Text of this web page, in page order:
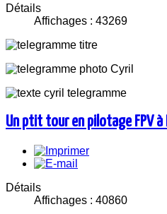
Détails
Affichages : 43269
Un ptit tour en pilotage FPV à
Détails
Affichages : 40860